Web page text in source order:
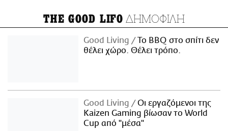
THE GOOD LIFO ΔΗΜΟΦΙΛΗ
Good Living
Το BBQ στο σπίτι δεν
θέλει χώρο. Θέλει τρόπο.
Good Living
Οι εργαζόμενοι της
Kaizen Gaming βίωσαν το World
Cup από "μέσα"